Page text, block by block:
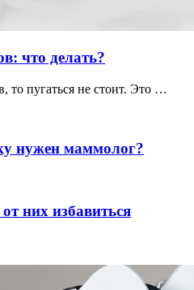
что делать?
то пугаться не стоит. Это …
нужен маммолог?
них избавиться